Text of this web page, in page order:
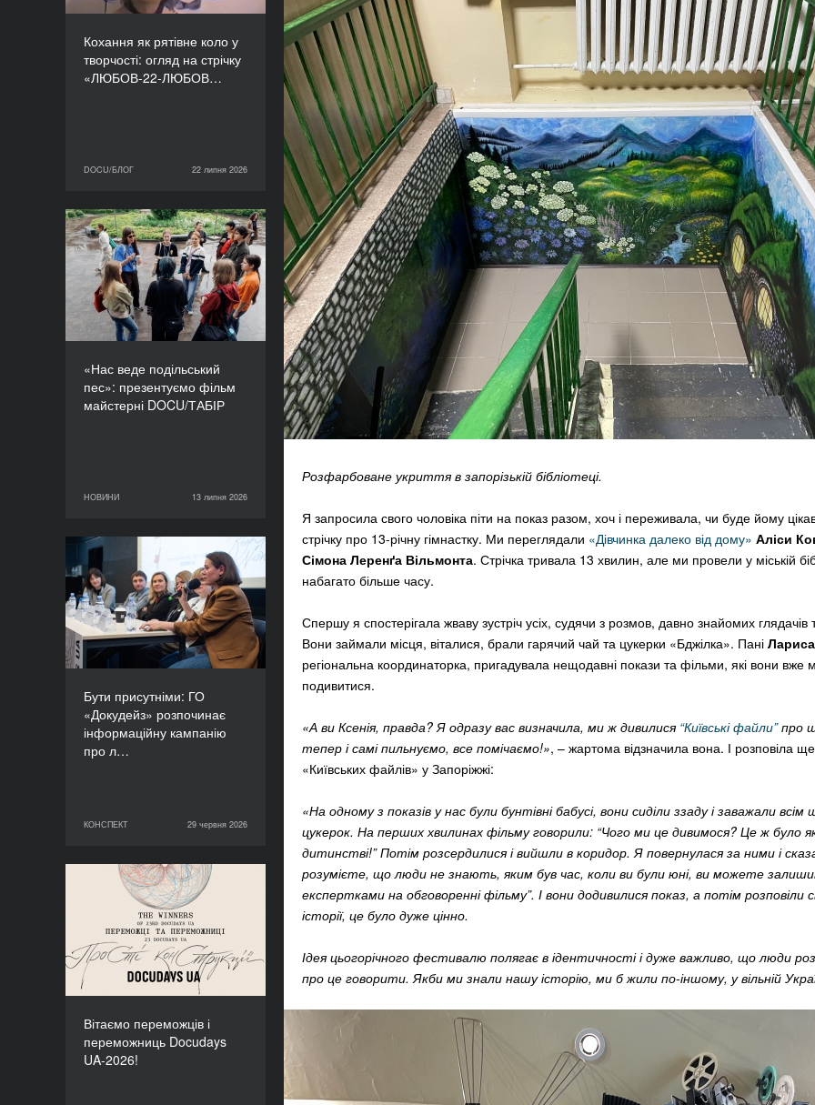
Розфарбоване укриття в запорізькій бібліотеці.
Я запросила свого чоловіка піти на показ разом, хоч і переживала, чи буде йому
стрічку про 13-річну гімнастку. Ми переглядали «Дівчинка далеко від дому» Аліси
Сімона Леренґа Вільмонта. Стрічка тривала 13 хвилин, але ми провели у міській
набагато більше часу.
Спершу я спостерігала жваву зустріч усіх, судячи з розмов, давно знайомих глядачів
Вони займали місця, віталися, брали гарячий чай та цукерки «Бджілка». Пані
регіональна координаторка, пригадувала нещодавні покази та фільми, які вони вже
подивитися.
«А ви Ксенія, правда? Я одразу вас визначила, ми ж дивилися “Київські файли”про
тепер і самі пильнуємо, все помічаємо!», – жартома відзначила вона. І розповіла
«Київських файлів» у Запоріжжі:
«На одному з показів у нас були бунтівні бабусі, вони сиділи ззаду і заважали всім
цукерок. На перших хвилинах фільму говорили: “Чого ми це дивимося? Це ж було
дитинстві!” Потім розсердилися і вийшли в коридор. Я повернулася за ними і
розумієте, що люди не знають, яким був час, коли ви були юні, ви можете
експертками на обговоренні фільму”. І вони додивилися показ, а потім розповіли
історії, це було дуже цінно.
Ідея цьогорічного фестивалю полягає в ідентичності і дуже важливо, що люди
про це говорити. Якби ми знали нашу історію, ми б жили по-іншому, у вільній
Кохання як рятівне коло у
творчості: огляд на стрічку
«ЛЮБОВ-22-ЛЮБОВ…
DOCU/БЛОГ 22 липня 2026
DOCU/БЛОГ
22 липня 2026
«Нас веде подільський
пес»: презентуємо фільм
майстерні DOCU/ТАБІР
НОВИНИ 13 липня 2026
«Нас веде подільський
пес»: презентуємо фільм
майстерні DOCU/ТАБІР
НОВИНИ
13 липня 2026
Бути присутніми: ГО
«Докудейз» розпочинає
інформаційну кампанію
про л…
КОНСПЕКТ 29 червня 2026
Бути присутніми: ГО
«Докудейз» розпочинає
інформаційну кампанію
про людей в окупації
КОНСПЕКТ
29 червня 2026
Вітаємо переможців і
переможниць Docudays
UA-2026!
Вітаємо переможців і
переможниць Docudays
UA-2026!